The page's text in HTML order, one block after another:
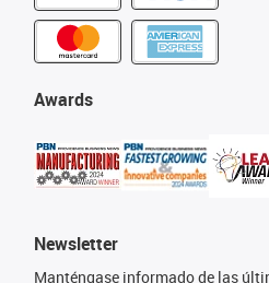
Awards
Newsletter
Manténgase informado de las